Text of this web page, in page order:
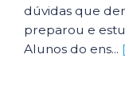
dúvidas que
preparou e
Alunos do ens...